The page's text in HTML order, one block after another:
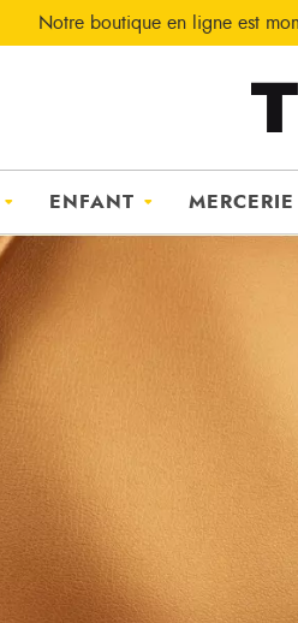
Notre boutique en ligne est
ENFANT MERCERIE